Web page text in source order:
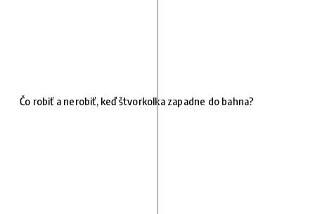
Čo robiť a nerobiť, keď štvorkolka zapadne do bahna?